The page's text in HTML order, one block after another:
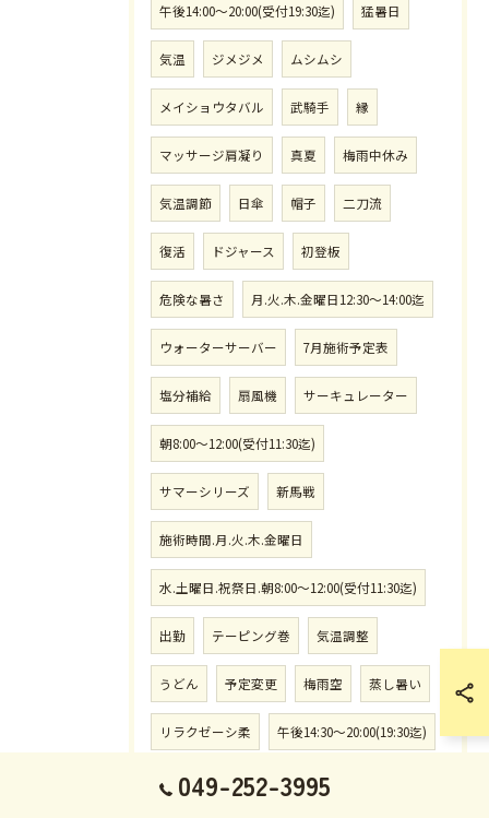
午後14:00〜20:00(受付19:30迄) 猛暑日
気温 ジメジメ ムシムシ
メイショウタバル 武騎手 縁
マッサージ肩凝り 真夏 梅雨中休み
気温調節 日傘 帽子 二刀流
復活 ドジャース 初登板
危険な暑さ 月.火.木.金曜日12:30〜14:00迄
ウォーターサーバー 7月施術予定表
塩分補給 扇風機 サーキュレーター
朝8:00〜12:00(受付11:30迄)
サマーシリーズ 新馬戦
施術時間.月.火.木.金曜日
水.土曜日.祝祭日.朝8:00〜12:00(受付11:30迄)
出勤 テーピング巻 気温調整
うどん 予定変更 梅雨空 蒸し暑い
リラクゼーシ柔 午後14:30〜20:00(19:30迄)
熱帯低気圧 さきたま杯
049-252-3995